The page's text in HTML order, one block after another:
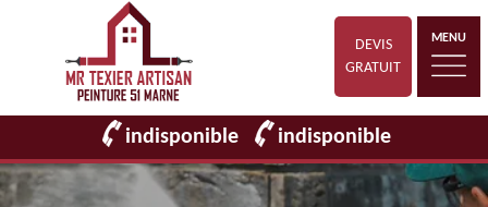
DEVIS
GRATUIT
MENU
indisponible indisponible